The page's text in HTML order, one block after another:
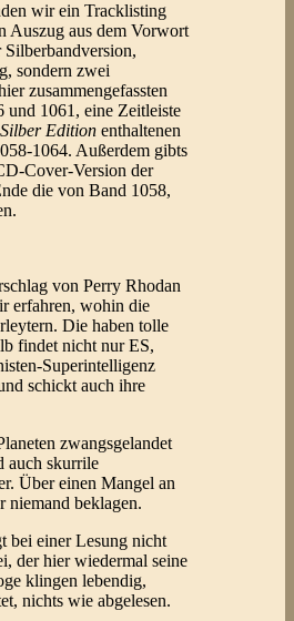
wir ein Tracklisting
Auszug aus dem Vorwort
sondern zwei
zusammengefassten
und 1061, eine Zeitleiste
Silber Edition enthaltenen
1064. Außerdem gibts
Cover-Version der
die von Band 1058,
von Perry Rhodan
erfahren, wohin die
Die haben tolle
findet nicht nur ES,
Superintelligenz
schickt auch ihre
zwangsgelandet
auch skurrile
Über einen Mangel an
niemand beklagen.
bei einer Lesung nicht
der hier wiedermal seine
klingen lebendig,
nichts wie abgelesen.